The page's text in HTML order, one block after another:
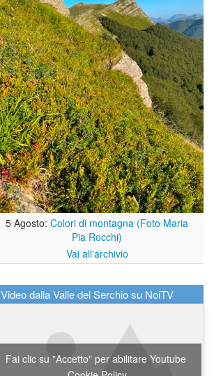
5 Agosto: Colori di montagna (Foto Maria
Pia Rocchi)
Vai all'archivio
Video dalla Valle del Serchio su NoiTV
Fai clic su "Accetto" per abilitare Youtube